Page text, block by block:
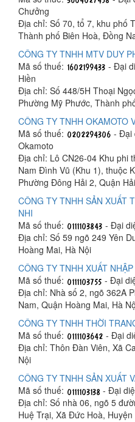
Chưởng
Địa chỉ: Số 70, tổ 7, khu phố
Thành phố Biên Hoà, Đồng
CÔNG TY TNHH MTV DUY
Mã số thuế:
- Đại
Hiền
Địa chỉ: Số 448/5H Thoại
Phường Mỹ Phước, Thành
CÔNG TY TNHH OKAMOTO
Mã số thuế:
- Đại
Okamoto
Địa chỉ: Lô CN26-04 Khu phi
Nam Đình Vũ (Khu 1), thuộc
Phường Đông Hải 2, Quận
CÔNG TY TNHH SẢN XUẤT
NHI
Mã số thuế:
- Đại
Địa chỉ: Số 59 ngõ 249 Yên
Hoàng Mai, Hà Nội
CÔNG TY TNHH XUẤT
Mã số thuế:
- Đại
Địa chỉ: Nhà số 2, ngõ 362A
Nam, Quận Hoàng Mai, Hà
CÔNG TY TNHH THỜI
Mã số thuế:
- Đại
Địa chỉ: Thôn Đàn Viên, Xã
Nội
CÔNG TY TNHH SẢN XUẤT
Mã số thuế:
- Đại
Địa chỉ: Số nhà 06, ngõ 5
Huệ Trại, Xã Đức Hoà,